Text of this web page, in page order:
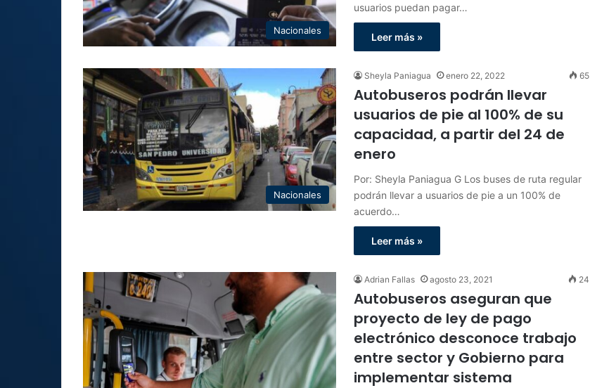
Nacionales
usuarios puedan pagar…
Leer más »
Nacionales
Sheyla Paniagua enero 22, 2022 65
Autobuseros podrán llevar
usuarios de pie al 100% de su
capacidad, a partir del 24 de
enero
Por: Sheyla Paniagua G Los buses de ruta regular
podrán llevar a usuarios de pie a un 100% de
acuerdo…
Leer más »
Adrian Fallas agosto 23, 2021 24
Autobuseros aseguran que
proyecto de ley de pago
electrónico desconoce trabajo
entre sector y Gobierno para
implementar sistema